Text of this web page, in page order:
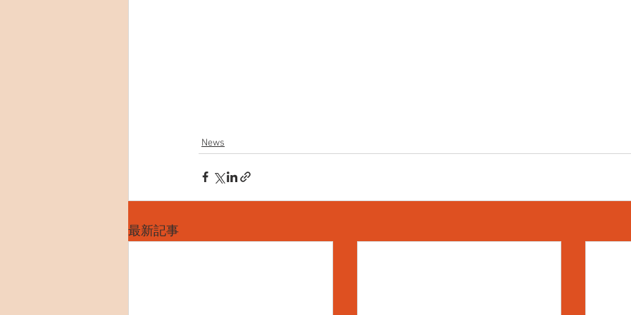
News
最新記事